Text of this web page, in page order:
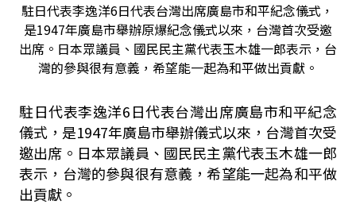
駐日代表李逸洋6日代表台灣出席廣島市和平紀念儀式，
是1947年廣島市舉辦原爆紀念儀式以來，台灣首次受邀
出席。日本眾議員、國民民主黨代表玉木雄一郎表示，台
灣的參與很有意義，希望能一起為和平做出貢獻。
駐日代表李逸洋6日代表台灣出席廣島市和平紀念
儀式，是1947年廣島市舉辦儀式以來，台灣首次受
邀出席。日本眾議員、國民民主黨代表玉木雄一郎
表示，台灣的參與很有意義，希望能一起為和平做
出貢獻。